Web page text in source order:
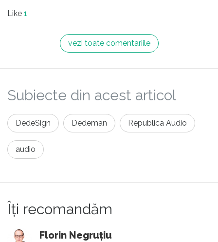
utile ar fi poze din dormitoare de 11-14mp2.
Like 1
vezi toate comentariile
Subiecte din acest articol
DedeSign Dedeman Republica Audio
audio
Îți recomandăm
Florin Negruțiu